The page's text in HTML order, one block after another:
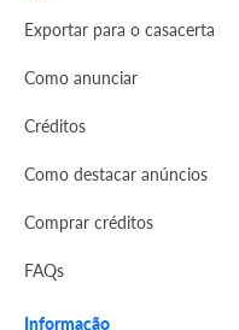
Exportar para o casacerta
Como anunciar
Créditos
Como destacar anúncios
Comprar créditos
FAQs
Informação